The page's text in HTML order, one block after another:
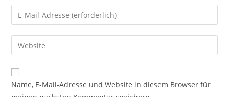
Namen
oder
zum
Kommentieren
ein
Gib
deine
E-
Mail-
zum
Kommentieren
Gib
deine
Website-
URL
Name, E-Mail-Adresse und Website in diesem Browser für